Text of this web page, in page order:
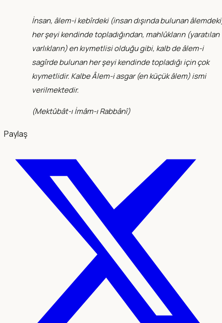
İnsan, âlem-i kebîrdeki (insan dışında bulunan
her şeyi kendinde topladığından, mahlûkların (yaratılan
varlıkların) en kıymetlisi olduğu gibi, kalb de âlem-i
sagîrde bulunan her şeyi kendinde topladığı için çok
kıymetlidir. Kalbe Âlem-i asgar (en küçük âlem) ismi
verilmektedir.
(Mektûbât-ı İmâm-ı Rabbânî)
Paylaş